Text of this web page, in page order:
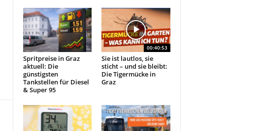
Spritpreise in Graz
aktuell: Die
günstigsten
Tankstellen für Diesel
& Super 95
00:40:53
Sie ist lautlos, sie
sticht – und sie bleibt:
Die Tigermücke in
Graz